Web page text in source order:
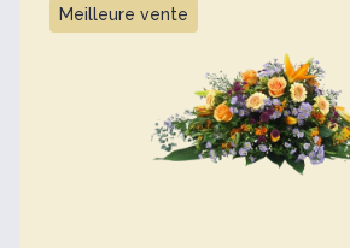
Meilleure vente